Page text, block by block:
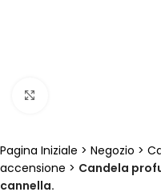
Pagina Iniziale > Negozio >
accensione > Candela
cannella.